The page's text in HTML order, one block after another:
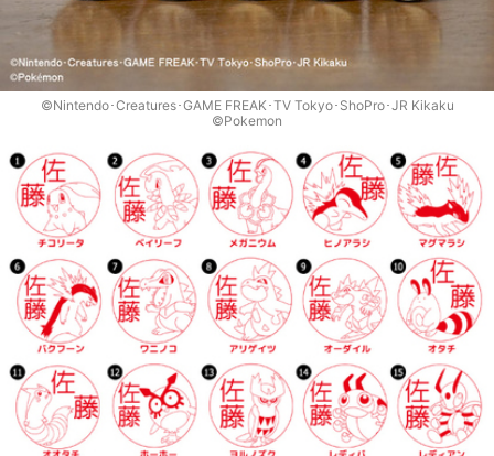
©Nintendo･Creatures･GAME FREAK･TV Tokyo･ShoPro･JR Kikaku
©Pokemon